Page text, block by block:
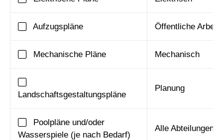
Aufzugspläne Öffentliche
Mechanische Pläne Mechanisch
Landschaftsgestaltungspläne
Planung
Poolpläne und/oder
Wasserspiele (je nach Bedarf)
Alle Abteilungen